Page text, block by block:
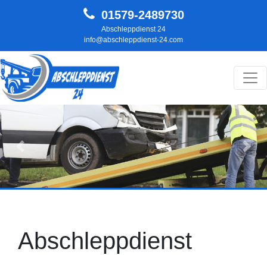
01579-2489730
Abschleppdienst 24
info@abschleppdienst-24.com
Hauptnavigation
Zurück
Abschleppdienst